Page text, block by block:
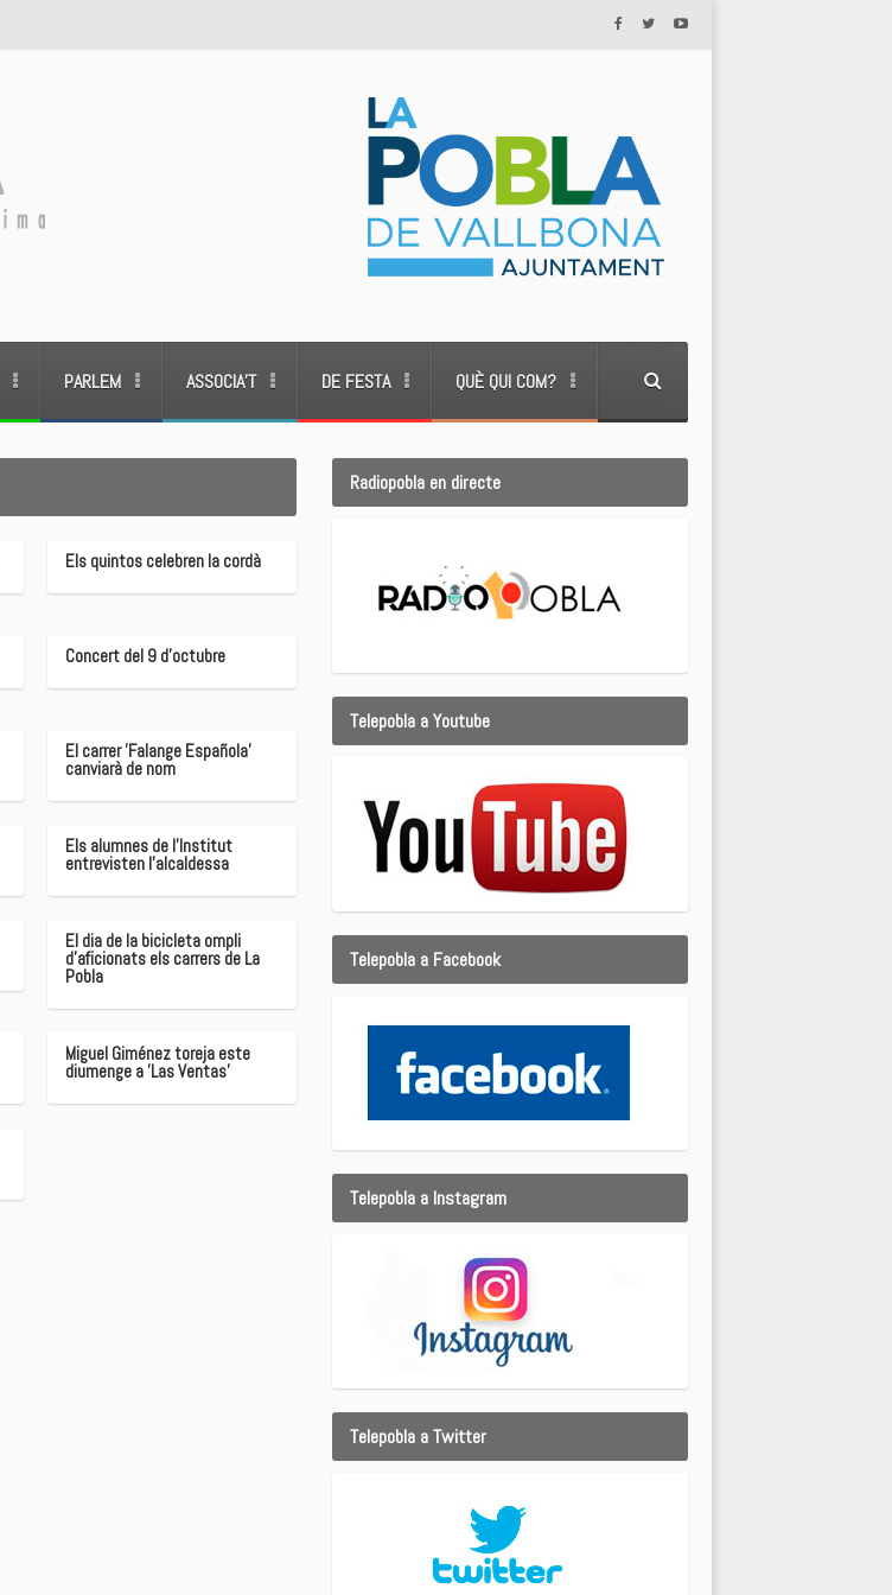
PARLEM ASSOCIA’T DE FESTA QUÈ QUI COM?
Els quintos celebren la cordà
Concert del 9 d'octubre
El carrer 'Falange Española'
canviarà de nom
Els alumnes de l'Institut
entrevisten l'alcaldessa
El dia de la bicicleta ompli
d'aficionats els carrers de La
Pobla
Miguel Giménez toreja este
diumenge a 'Las Ventas'
Radiopobla en directe
Telepobla a Youtube
Telepobla a Facebook
Telepobla a Instagram
Telepobla a Twitter